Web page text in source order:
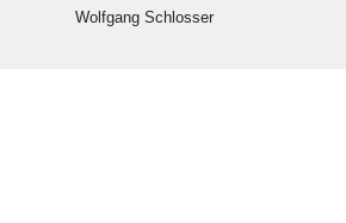
Wolfgang Schlosser